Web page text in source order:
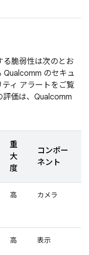
る脆弱性は次のとお
Qualcomm のセキュ
ィ アラートをご覧
価は、Qualcomm
重
大
度
コンポー
ネント
高 カメラ
高 表示